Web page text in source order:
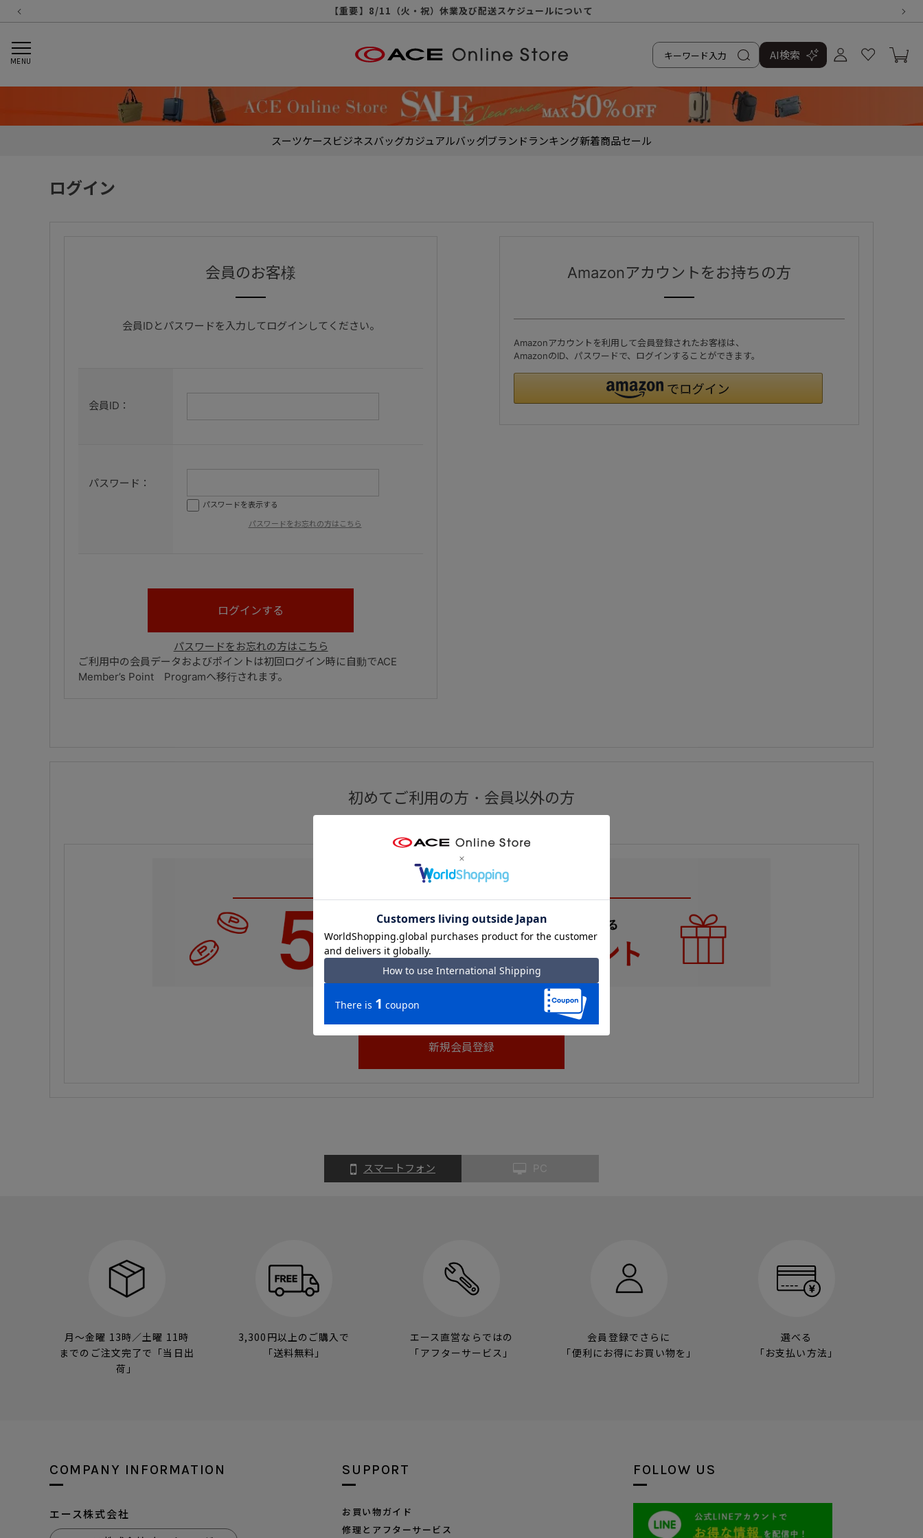
【重要】8/11（火・祝）休業及び配送スケジュールについて
【重要】令和８年熊本地震に伴う配送への影響について
【重要】納品書・領収書ペーパーレス化（電子化）のお知らせ
【重要】天候不良や交通状況・物量増等に伴う配送への影響について
【重要】悪質な詐欺サイトにご注意ください
【重要】各種メールが届かない場合に関しまして
【重要】お問い合わせのご対応に関しまして
【重要】SNSのなりすまし詐欺にご注意ください
MENU AI検索
スーツケースビジネスバッグカジュアルバッグブランドランキング新着商品セール
ログイン
会員のお客様
会員IDとパスワードを入力してログインしてください。
会員ID：
パスワード：
パスワードを表示する
パスワードをお忘れの方はこちら
パスワードをお忘れの方はこちら
ご利用中の会員データおよびポイントは初回ログイン時に自動でACE
Member’s Point Programへ移行されます。
Amazonアカウントをお持ちの方
Amazonアカウントを利用して会員登録されたお客様は、
AmazonのID、パスワードで、ログインすることができます。
初めてご利用の方・会員以外の方
スマートフォン PC
月～金曜 13時／土曜 11時
までのご注文完了で「当日出
荷」
3,300円以上のご購入で
「送料無料」
エース直営ならではの
「アフターサービス」
会員登録でさらに
「便利にお得にお買い物を」
選べる
「お支払い方法」
COMPANY INFORMATION
エース株式会社
SUPPORT
お買い物ガイド
修理とアフターサービス
FOLLOW US